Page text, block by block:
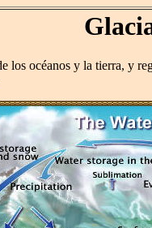
los océanos y la tierra, y